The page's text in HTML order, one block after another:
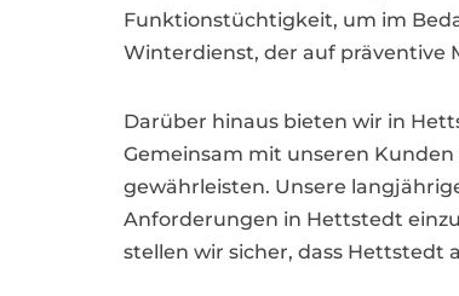
Funktionstüchtigkeit, um im
Winterdienst, der auf präventive
Darüber hinaus bieten wir in
Gemeinsam mit unseren
gewährleisten. Unsere
Anforderungen in Hettstedt
stellen wir sicher, dass